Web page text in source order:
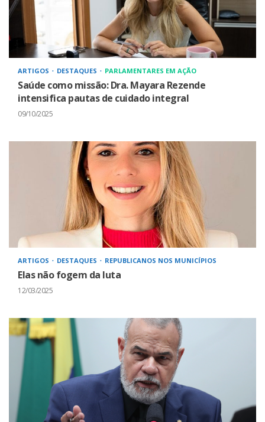
ARTIGOS DESTAQUES PARLAMENTARES EM AÇÃO
Saúde como missão: Dra. Mayara Rezende
intensifica pautas de cuidado integral
09/10/2025
ARTIGOS DESTAQUES REPUBLICANOS NOS MUNICÍPIOS
Elas não fogem da luta
12/03/2025